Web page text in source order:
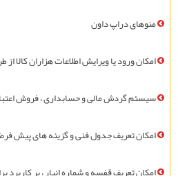
منوهای دراپ داون
امکان ورود يا ويرايش اطلاعات هزاران کالا
سیستم گردش مالی و حسابداری ، فروش
امکان تعريف جدول فنی و گزینه های پیش
امکان تعریف قفسه و شماره انبار ، پر